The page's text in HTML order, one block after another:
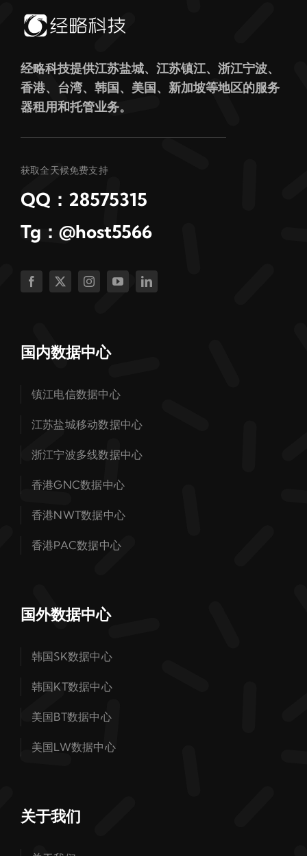
经略科技提供江苏盐城、江苏镇江、浙江宁波、
香港、台湾、韩国、美国、新加坡等地区的服务
器租用和托管业务。
获取全天候免费支持
QQ：28575315
Tg：@host5566
国内数据中心
镇江电信数据中心
江苏盐城移动数据中心
浙江宁波多线数据中心
香港GNC数据中心
香港NWT数据中心
香港PAC数据中心
国外数据中心
韩国SK数据中心
韩国KT数据中心
美国BT数据中心
美国LW数据中心
关于我们